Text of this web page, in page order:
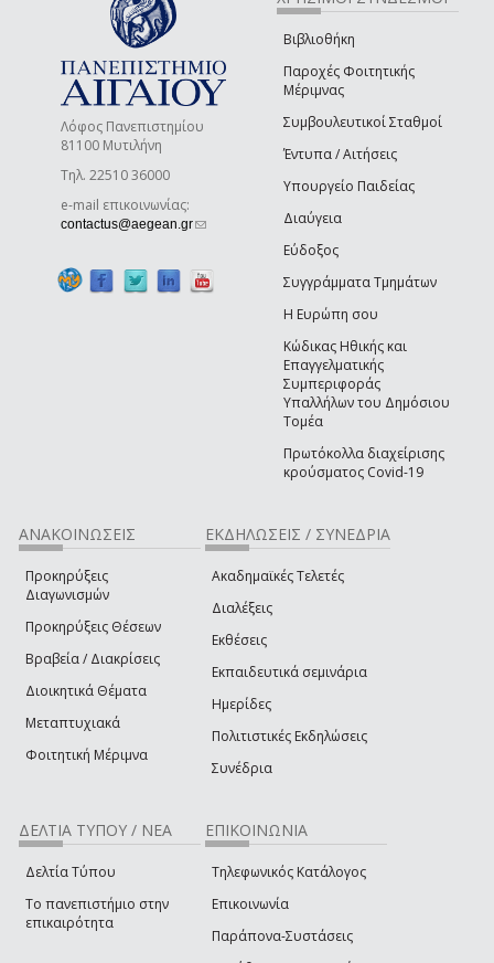
Λόφος Πανεπιστημίου
81100 Μυτιλήνη
Τηλ. 22510 36000
e-mail επικοινωνίας:
contactus@aegean.gr(link sends e-mail)
Βιβλιοθήκη
Παροχές Φοιτητικής
Μέριμνας
Συμβουλευτικοί Σταθμοί
Έντυπα / Αιτήσεις
Υπουργείο Παιδείας
Διαύγεια
Εύδοξος
Συγγράμματα Τμημάτων
Η Ευρώπη σου
Κώδικας Ηθικής και
Επαγγελματικής
Συμπεριφοράς
Υπαλλήλων του Δημόσιου
Τομέα
Πρωτόκολλα διαχείρισης
κρούσματος Covid-19
ΑΝΑΚΟΙΝΩΣΕΙΣ
Προκηρύξεις
Διαγωνισμών
Προκηρύξεις Θέσεων
Βραβεία / Διακρίσεις
Διοικητικά Θέματα
Μεταπτυχιακά
Φοιτητική Μέριμνα
ΕΚΔΗΛΩΣΕΙΣ / ΣΥΝΕΔΡΙΑ
Ακαδημαϊκές Τελετές
Διαλέξεις
Εκθέσεις
Εκπαιδευτικά σεμινάρια
Ημερίδες
Πολιτιστικές Εκδηλώσεις
Συνέδρια
ΔΕΛΤΙΑ ΤΥΠΟΥ / ΝΕΑ
Δελτία Τύπου
Το πανεπιστήμιο στην
επικαιρότητα
ΕΠΙΚΟΙΝΩΝΙΑ
Τηλεφωνικός Κατάλογος
Επικοινωνία
Παράπονα-Συστάσεις